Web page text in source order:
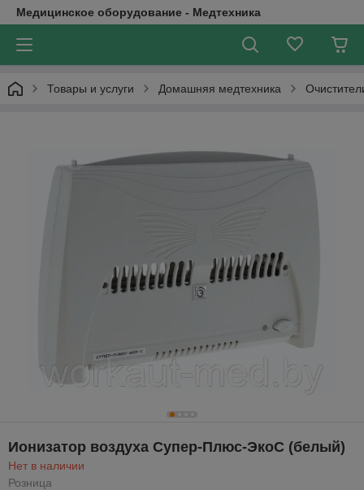
Медицинское оборудование - Медтехника
Товары и услуги Домашняя медтехника
Ионизатор воздуха Супер-Плюс-ЭкоС (белый)
Нет в наличии
Розница